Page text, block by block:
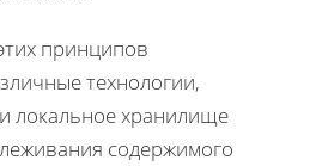
принципов
технологии,
локальное хранилище
содержимого